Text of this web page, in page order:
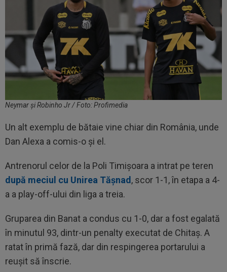
Neymar și Robinho Jr / Foto: Profimedia
Un alt exemplu de bătaie vine chiar din România, unde
Dan Alexa a comis-o și el.
Antrenorul celor de la Poli Timișoara a intrat pe teren
după meciul cu Unirea Tășnad , scor 1-1, în etapa a 4-
a a play-off-ului din liga a treia.
Gruparea din Banat a condus cu 1-0, dar a fost egalată
în minutul 93, dintr-un penalty executat de Chitaș. A
ratat în primă fază, dar din respingerea portarului a
reușit să înscrie.